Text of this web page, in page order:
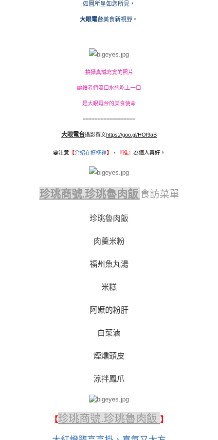
如圖所呈如您所見，
大眼電台美食新視野。
拍攝真誠寫實的照片
讓讀者們流口水想吃上一口
是大眼電台的美食使命
==================
大眼電台攝影撰文https://goo.gl/HOI9aB
要注意【介紹在框框裡】 ， 『推』 為個人喜好。
珍珧商號.珍珧魯肉飯 食訪菜單
珍珧魯肉飯
肉羹米粉
福州魚丸湯
米糕
阿嬷的粉肝
白菜滷
煙燻頭皮
涼拌鳳爪
【珍珧商號.珍珧魯肉飯 】